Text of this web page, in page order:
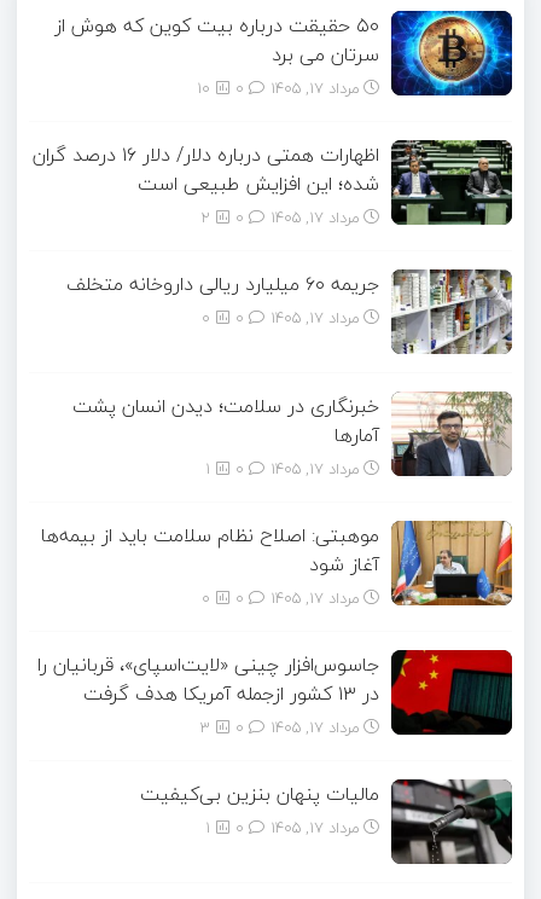
۵۰ حقیقت درباره بیت کوین که هوش از
سرتان می برد
مرداد ۱۷, ۱۴۰۵ 10
اظهارات همتی درباره دلار/ دلار ۱۶ درصد گران
شده؛ این افزایش طبیعی است
مرداد ۱۷, ۱۴۰۵ 2
جریمه ۶۰ میلیارد ریالی داروخانه متخلف
مرداد ۱۷, ۱۴۰۵ 0
خبرنگاری در سلامت؛ دیدن انسان پشت
آمارها
مرداد ۱۷, ۱۴۰۵ 1
موهبتی: اصلاح نظام سلامت باید از بیمه‌ها
آغاز شود
مرداد ۱۷, ۱۴۰۵ 0
جاسوس‌افزار چینی «لایت‌اسپای»، قربانیان را
در ۱۳ کشور ازجمله آمریکا هدف گرفت
مرداد ۱۷, ۱۴۰۵ 3
مالیات پنهان بنزین بی‌کیفیت
مرداد ۱۷, ۱۴۰۵ 1